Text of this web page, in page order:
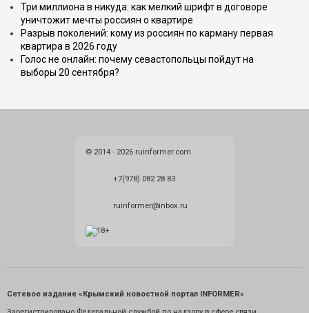
Три миллиона в никуда: как мелкий шрифт в договоре
уничтожит мечты россиян о квартире
Разрыв поколений: кому из россиян по карману первая
квартира в 2026 году
Голос не онлайн: почему севастопольцы пойдут на
выборы 20 сентября?
© 2014 - 2026 ruinformer.com
+7(978) 082 28 83
ruinformer@inbox.ru
Сетевое издание «Крымский новостной портал INFORMER»